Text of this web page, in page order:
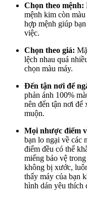
Chọn theo mệnh:
mệnh kim còn
hợp mệnh giúp
việc.
Chọn theo giá:
lệch nhau quá
chọn màu máy.
Đến tận nơi để
phản ánh 100%
nên đến tận nơi để
muộn.
Mọi nhược điểm
bạn lo ngại về các
điểm đều có thể
miếng bảo vệ
không bị xước,
thấy máy của bạn
hình dán yêu thích